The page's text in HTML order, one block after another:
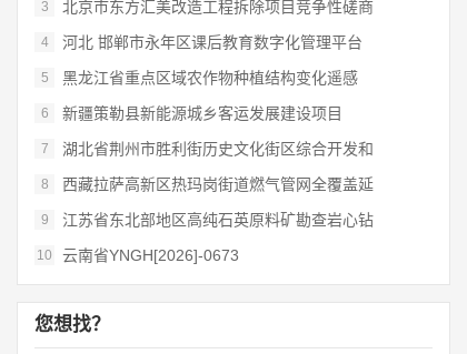
3 北京市东方汇美改造工程拆除项目竞争性磋商
4 河北 邯郸市永年区课后教育数字化管理平台
5 黑龙江省重点区域农作物种植结构变化遥感
6 新疆策勒县新能源城乡客运发展建设项目
7 湖北省荆州市胜利街历史文化街区综合开发和
8 西藏拉萨高新区热玛岗街道燃气管网全覆盖延
9 江苏省东北部地区高纯石英原料矿勘查岩心钻
10 云南省YNGH[2026]-0673
您想找？